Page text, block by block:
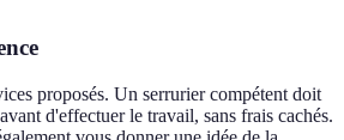
proposés. Un serrurier compétent doit
d'effectuer le travail, sans frais cachés.